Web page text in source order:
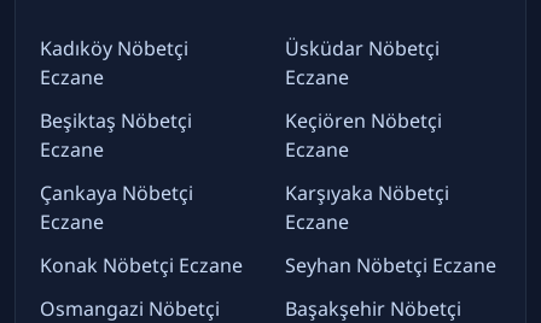
Kadıköy Nöbetçi
Eczane
Beşiktaş Nöbetçi
Eczane
Çankaya Nöbetçi
Eczane
Konak Nöbetçi Eczane
Osmangazi Nöbetçi
Üsküdar Nöbetçi
Eczane
Keçiören Nöbetçi
Eczane
Karşıyaka Nöbetçi
Eczane
Seyhan Nöbetçi Eczane
Başakşehir Nöbetçi